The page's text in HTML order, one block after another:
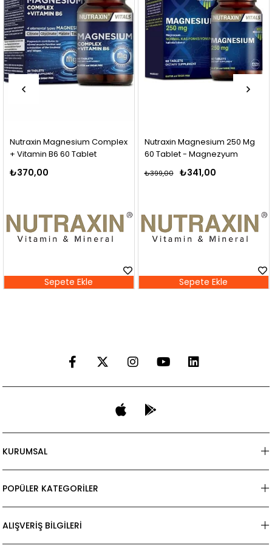
Magnesium Complex
B6 60 Tablet
Sepete Ekle
Nutraxin Magnesium 250 Mg
60 Tablet - Magnezyum
₺341,00
₺399,00
Sepete Ekle
KURUMSAL
POPÜLER KATEGORİLER
ALIŞVERİŞ BİLGİLERİ